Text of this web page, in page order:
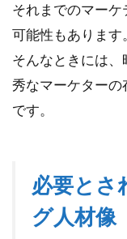
きる
マー
ケタ
ー
3
マ
ィ
ン
グ
人
それまでのマー
可能性もあります。
そんなときには
秀なマーケターの
です。
必要とさ
グ人材像